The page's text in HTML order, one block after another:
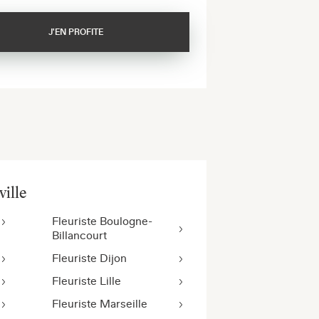
J'EN PROFITE
Fleuriste Boulogne-
Billancourt
Fleuriste Dijon
Fleuriste Lille
Fleuriste Marseille